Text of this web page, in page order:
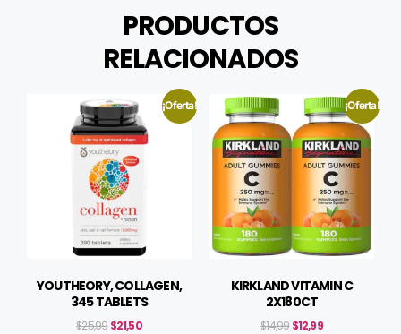
PRODUCTOS
RELACIONADOS
¡Oferta!
YOUTHEORY, COLLAGEN,
345 TABLETS
$25,99 $21,50
¡Oferta!
KIRKLAND VITAMIN C
2X180CT
$14,99 $12,99